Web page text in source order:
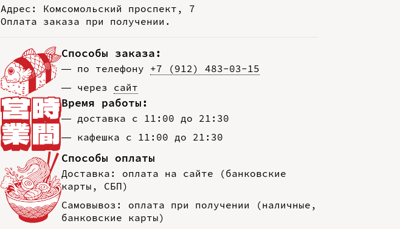
Адрес: Комсомольский проспект, 7
Оплата заказа при получении.
Способы заказа:
— по телефону +7 (912) 483-03-15
— через сайт
Время работы:
— доставка с 11:00 до 21:30
— кафешка с 11:00 до 21:30
Способы оплаты
Доставка: оплата на сайте (банковские
карты, СБП)
Самовывоз: оплата при получении (наличные,
банковские карты)